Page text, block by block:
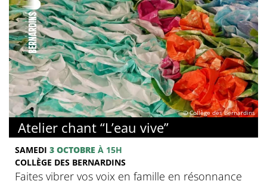
© Collège des Bernardins
Atelier chant “L’eau vive”
SAMEDI 3 OCTOBRE À 15H
COLLÈGE DES BERNARDINS
Faites vibrer vos voix en famille en résonnance